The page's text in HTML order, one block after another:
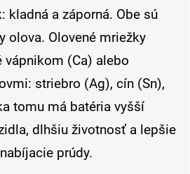
kladná a záporná. Obe sú
olova. Olovené mriežky
vápnikom (Ca) alebo
striebro (Ag), cín (Sn),
tomu má batéria vyšší
dlhšiu životnosť a lepšie
prúdy.